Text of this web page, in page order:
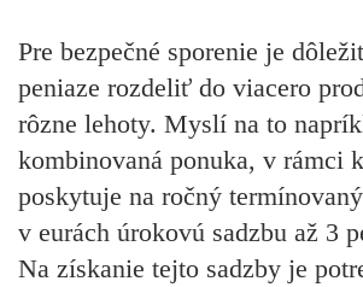
Pre bezpečné sporenie je
peniaze rozdeliť do viacero
rôzne lehoty. Myslí na to
kombinovaná ponuka, v rámci
poskytuje na ročný
v eurách úrokovú sadzbu až 3
Na získanie tejto sadzby je